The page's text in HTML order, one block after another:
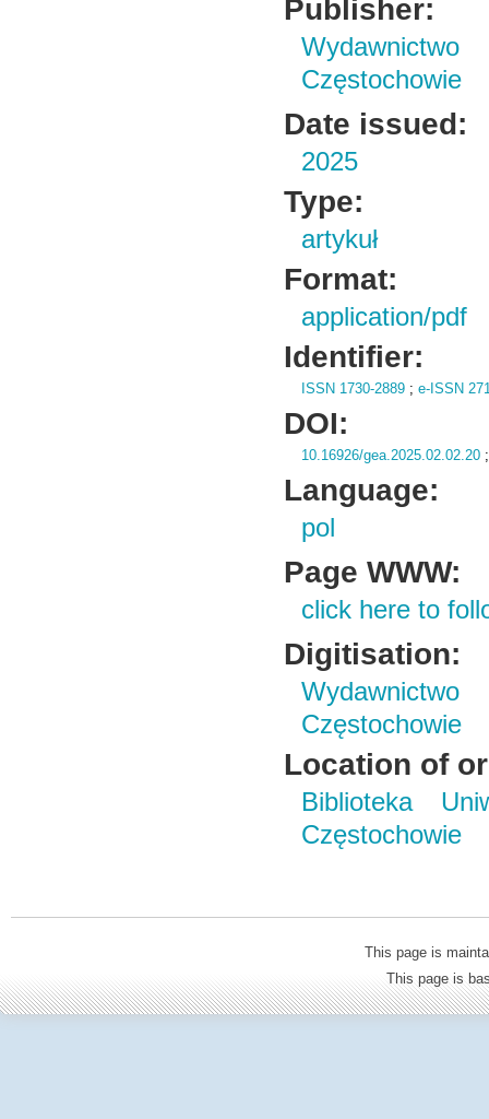
Publisher:
Częstochowie
Date issued:
2025
Type:
artykuł
Format:
application/pdf
Identifier:
ISSN 1730-2889 ;e-ISSN
DOI:
10.16926/gea.2025.02.02.20
Language:
pol
Page WWW:
click here to
Digitisation:
Częstochowie
Location of
Biblioteka
Częstochowie
This page is
This page is